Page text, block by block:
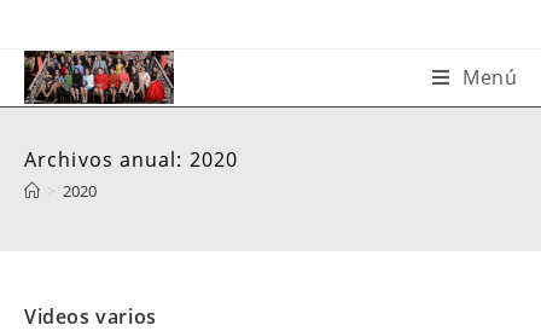
contenido
Menú
Archivos anual: 2020
> 2020
Videos varios